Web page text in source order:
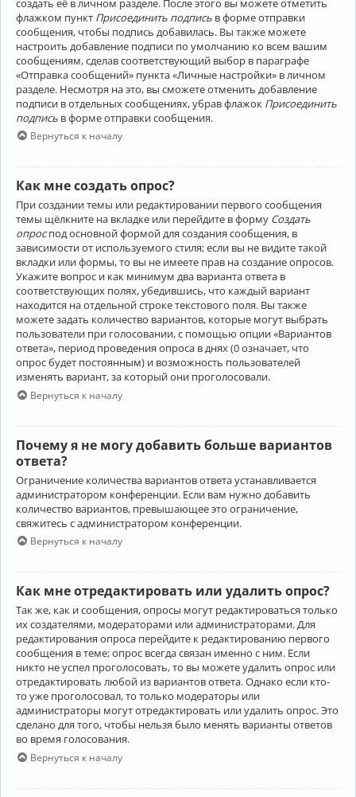
флажком пункт Присоединить подпись в форме отправки
сообщения, чтобы подпись добавилась. Вы также можете
настроить добавление подписи по умолчанию ко всем вашим
сообщениям, сделав соответствующий выбор в параграфе
«Отправка сообщений» пункта «Личные настройки» в личном
разделе. Несмотря на это, вы сможете отменить добавление
подписи в отдельных сообщениях, убрав флажок Присоединить
подпись в форме отправки сообщения.
Вернуться к началу
Как мне создать опрос?
При создании темы или редактировании первого сообщения
темы щёлкните на вкладке или перейдите в форму Создать
опроспод основной формой для создания сообщения, в
зависимости от используемого стиля; если вы не видите такой
вкладки или формы, то вы не имеете прав на создание опросов.
Укажите вопрос и как минимум два варианта ответа в
соответствующих полях, убедившись, что каждый вариант
находится на отдельной строке текстового поля. Вы также
можете задать количество вариантов, которые могут выбрать
пользователи при голосовании, с помощью опции «Вариантов
ответа», период проведения опроса в днях (0 означает, что
опрос будет постоянным) и возможность пользователей
изменять вариант, за который они проголосовали.
Вернуться к началу
Почему я не могу добавить больше вариантов
ответа?
Ограничение количества вариантов ответа устанавливается
администратором конференции. Если вам нужно добавить
количество вариантов, превышающее это ограничение,
свяжитесь с администратором конференции.
Вернуться к началу
Как мне отредактировать или удалить опрос?
Так же, как и сообщения, опросы могут редактироваться только
их создателями, модераторами или администраторами. Для
редактирования опроса перейдите к редактированию первого
сообщения в теме; опрос всегда связан именно с ним. Если
никто не успел проголосовать, то вы можете удалить опрос или
отредактировать любой из вариантов ответа. Однако если кто-
то уже проголосовал, то только модераторы или
администраторы могут отредактировать или удалить опрос. Это
сделано для того, чтобы нельзя было менять варианты ответов
во время голосования.
Вернуться к началу